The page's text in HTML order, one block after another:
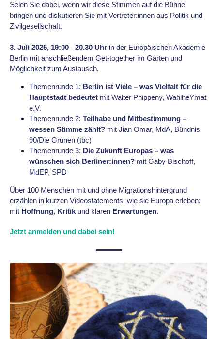
Seien Sie dabei, wenn wir diese Stimmen auf die Bühne
bringen und diskutieren Sie mit Vertreter:innen aus Politik und
Zivilgesellschaft.
3. Juli 2025, 19:00 - 20.30 Uhr in der Europäischen Akademie
Berlin mit anschließendem Get-together im Garten und
Möglichkeit zum Austausch.
Themenrunde 1: Berlin ist Viele – was Vielfalt für die
Hauptstadt bedeutet mit Walter Phippeny, WahlheYmat
e.V.
Themenrunde 2: Teilhabe und Mitbestimmung –
wessen Stimme zählt? mit Jian Omar, MdA, Bündnis
90/Die Grünen (tbc)
Themenrunde 3: Die Zukunft Europas – was
wünschen sich Berliner:innen? mit Gaby Bischoff,
MdEP, SPD
Über 100 Menschen mit und ohne Migrationshintergrund
erzählen in kurzen Videostatements, wie sie Europa erleben:
mit Hoffnung, Kritik und klaren Erwartungen.
Jetzt anmelden und dabei sein!